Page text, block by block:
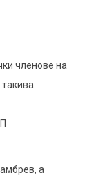
членове на
а